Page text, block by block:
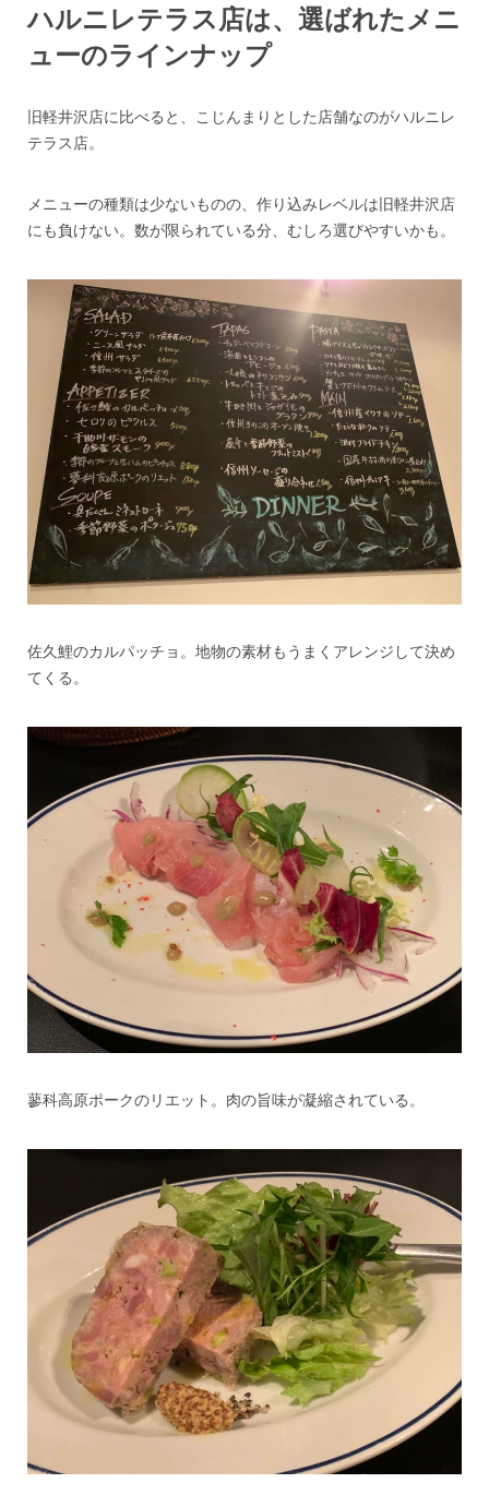
ハルニレテラス店は、選ばれたメニ
ューのラインナップ
旧軽井沢店に比べると、こじんまりとした店舗なのがハルニレ
テラス店。
メニューの種類は少ないものの、作り込みレベルは旧軽井沢店
にも負けない。数が限られている分、むしろ選びやすいかも。
佐久鯉のカルパッチョ。地物の素材もうまくアレンジして決め
てくる。
蓼科高原ポークのリエット。肉の旨味が凝縮されている。